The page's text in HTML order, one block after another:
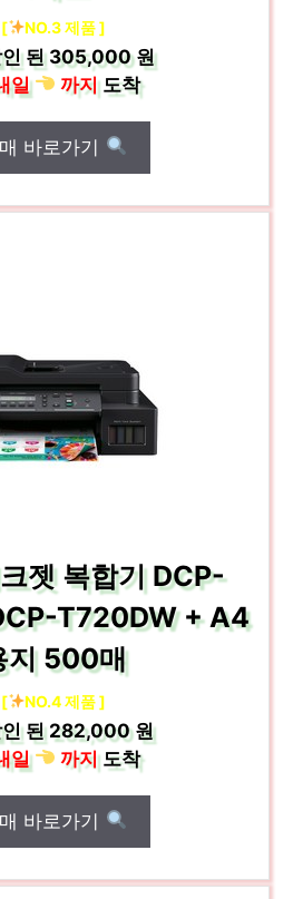
[ NO.3 제품 ]
된305,000 원
일
까지도착
바로가기
젯 복합기 DCP-
T720DW + A4
지 500매
[ NO.4 제품 ]
된282,000 원
일
까지도착
바로가기